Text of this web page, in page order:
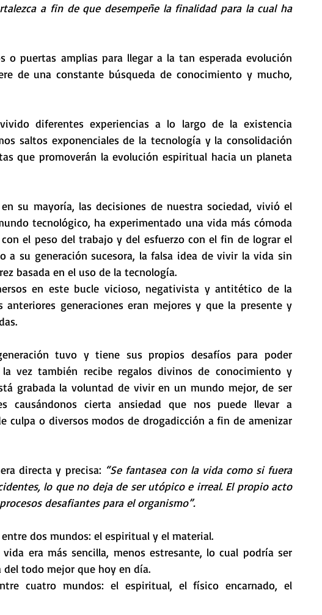
a fin de que desempeñe la finalidad para la cual ha
o puertas amplias para llegar a la tan esperada evolución
de una constante búsqueda de conocimiento y mucho,
diferentes experiencias a lo largo de la existencia
saltos exponenciales de la tecnología y la consolidación
que promoverán la evolución espiritual hacia un planeta
su mayoría, las decisiones de nuestra sociedad, vivió el
tecnológico, ha experimentado una vida más cómoda
el peso del trabajo y del esfuerzo con el fin de lograr el
a su generación sucesora, la falsa idea de vivir la vida sin
basada en el uso de la tecnología.
en este bucle vicioso, negativista y antitético de la
generaciones eran mejores y que la presente y
tuvo y tiene sus propios desafíos para poder
vez también recibe regalos divinos de conocimiento y
grabada la voluntad de vivir en un mundo mejor, de ser
causándonos cierta ansiedad que nos puede llevar a
culpa o diversos modos de drogadicción a fin de amenizar
directa y precisa: “Se fantasea con la vida como si fuera
lo que no deja de ser utópico e irreal. El propio acto
desafiantes para el organismo”.
dos mundos: el espiritual y el material.
era más sencilla, menos estresante, lo cual podría ser
todo mejor que hoy en día.
cuatro mundos: el espiritual, el físico encarnado, el